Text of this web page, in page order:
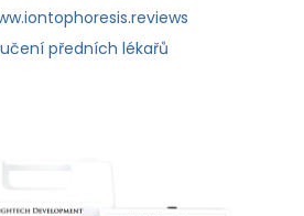
předních lékařů